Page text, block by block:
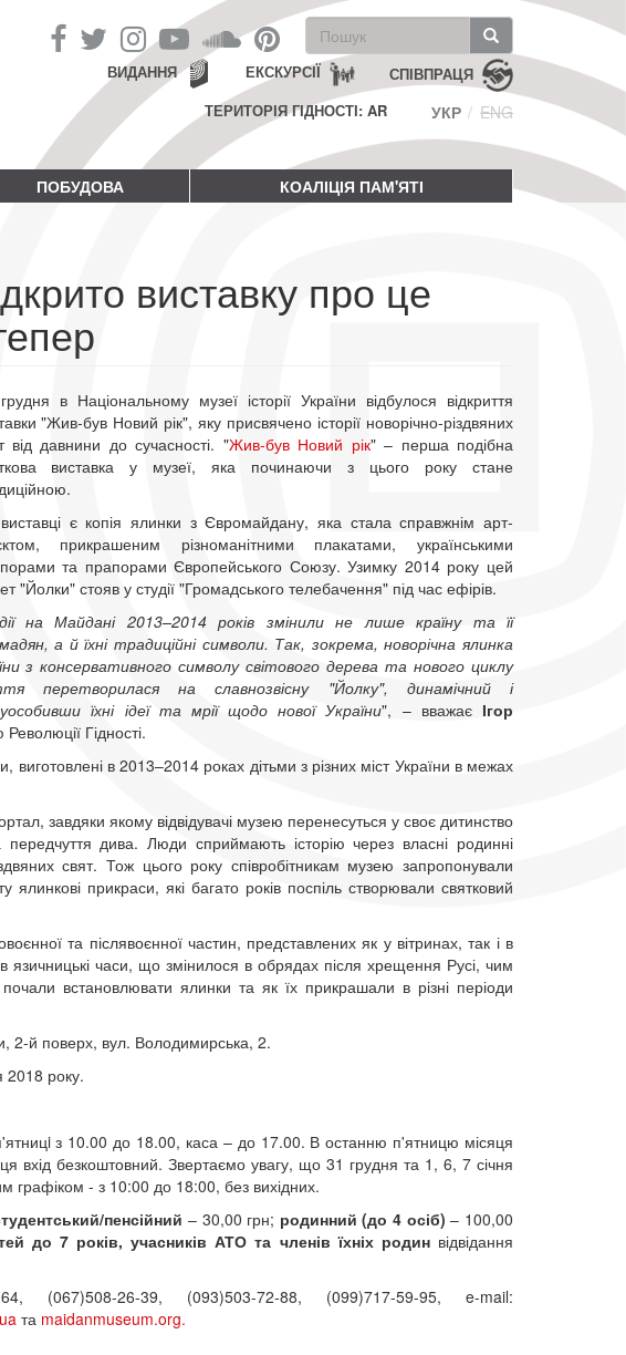
Пошукова
форма
Пошук СПІВПРАЦЯ
ЕКСКУРСІЇ
ВИДАННЯ
ТЕРИТОРІЯ ГІДНОСТІ: AR
УКР ENG
ПОБУДОВА КОАЛІЦІЯ ПАМ'ЯТІ
виставку про це
в Національному музеї історії України відбулося відкриття
"Жив-був Новий рік", яку присвячено історії новорічно-різдвяних
від давнини до сучасності. "Жив-був Новий рік" – перша подібна
виставка у музеї, яка починаючи з цього року стане
є копія ялинки з Євромайдану, яка стала справжнім арт-
прикрашеним різноманітними плакатами, українськими
та прапорами Європейського Союзу. Узимку 2014 року цей
"Йолки" стояв у студії "Громадського телебачення" під час ефірів.
на Майдані 2013–2014 років змінили не лише країну та її
а й їхні традиційні символи. Так, зокрема, новорічна ялинка
з консервативного символу світового дерева та нового циклу
перетворилася на славнозвісну "Йолку", динамічний і
їхні ідеї та мрії щодо нової України", – вважає Ігор
Гідності.
в 2013–2014 роках дітьми з різних міст України в межах
завдяки якому відвідувачі музею перенесуться у своє дитинство
передчуття дива. Люди сприймають історію через власні родинні
свят. Тож цього року співробітникам музею запропонували
прикраси, які багато років поспіль створювали святковий
та післявоєнної частин, представлених як у вітринах, так і в
язичницькі часи, що змінилося в обрядах після хрещення Русі, чим
почали встановлювати ялинки та як їх прикрашали в різні періоди
2-й поверх, вул. Володимирська, 2.
2018 року.
з 10.00 до 18.00, каса – до 17.00. В останню п'ятницю місяця
вхід безкоштовний. Звертаємо увагу, що 31 грудня та 1, 6, 7 січня
графіком - з 10:00 до 18:00, без вихідних.
пенсійний – 30,00 грн; родинний (до 4 осіб) – 100,00
до 7 років, учасників АТО та членів їхніх родинвідвідання
64, (067)508-26-39, (093)503-72-88, (099)717-59-95, e-mail:
та maidanmuseum.org.